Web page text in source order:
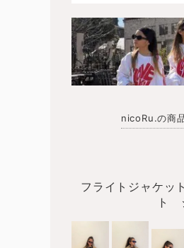
nicoRu.の商
フライトジャケ
ト